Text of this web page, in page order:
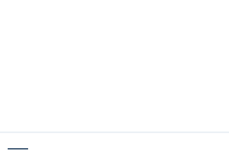
ターを長く務め、歌声が注目されることの多いメンバ